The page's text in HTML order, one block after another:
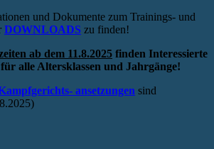
und Dokumente zum Trainings- und
DOWNLOADS zu finden!
ab dem 11.8.2025 finden Interessierte
für alle Altersklassen und Jahrgänge!
ansetzungen sind